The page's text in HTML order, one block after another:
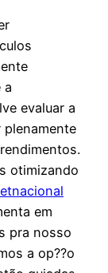
a
evaluar a
plenamente
otimizando
em
pra nosso
a op??o